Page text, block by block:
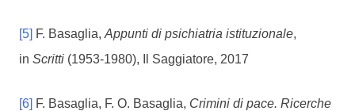
[5] F. Basaglia, Appunti di psichiatria istituzionale,
in Scritti (1953-1980), Il Saggiatore, 2017
[6] F. Basaglia, F. O. Basaglia, Crimini di pace. Ricerche